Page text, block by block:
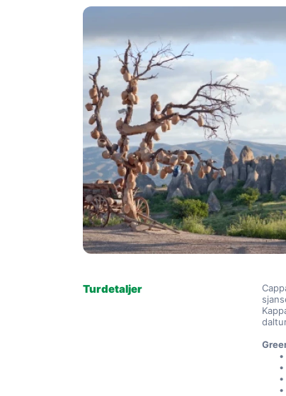
Turdetaljer